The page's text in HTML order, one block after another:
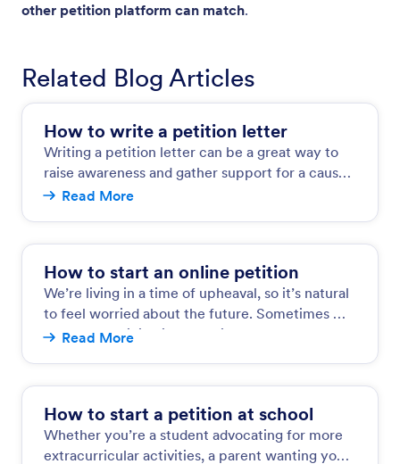
other petition platform can match.
Related Blog Articles
How to write a petition letter
Writing a petition letter can be a great way to
raise awareness and gather support for a cause
you’re passionate about. Maybe you’re
Read More
How to start an online petition
We’re living in a time of upheaval, so it’s natural
to feel worried about the future. Sometimes we
see so many injustices that it’s hard not to
Read More
How to start a petition at school
Whether you’re a student advocating for more
extracurricular activities, a parent wanting your